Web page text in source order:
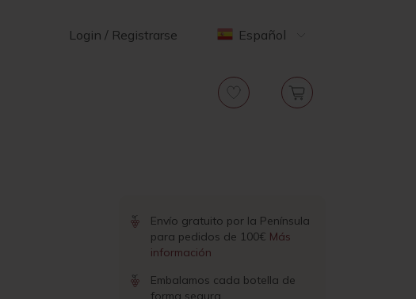
Login / Registrarse Español
Envío gratuito por la Península
para pedidos de 100€ Más
información
Embalamos cada botella de
forma segura